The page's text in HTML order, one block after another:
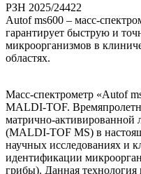
РЗН 2025/24422
Autof ms600 – масс-
гарантирует быструю и
микроорганизмов в
областях.
Масс-спектрометр «Autof
MALDI-TOF.
матрично-активированной
(MALDI-TOF MS) в
научных исследованиях и
идентификации
грибы). Данная технология